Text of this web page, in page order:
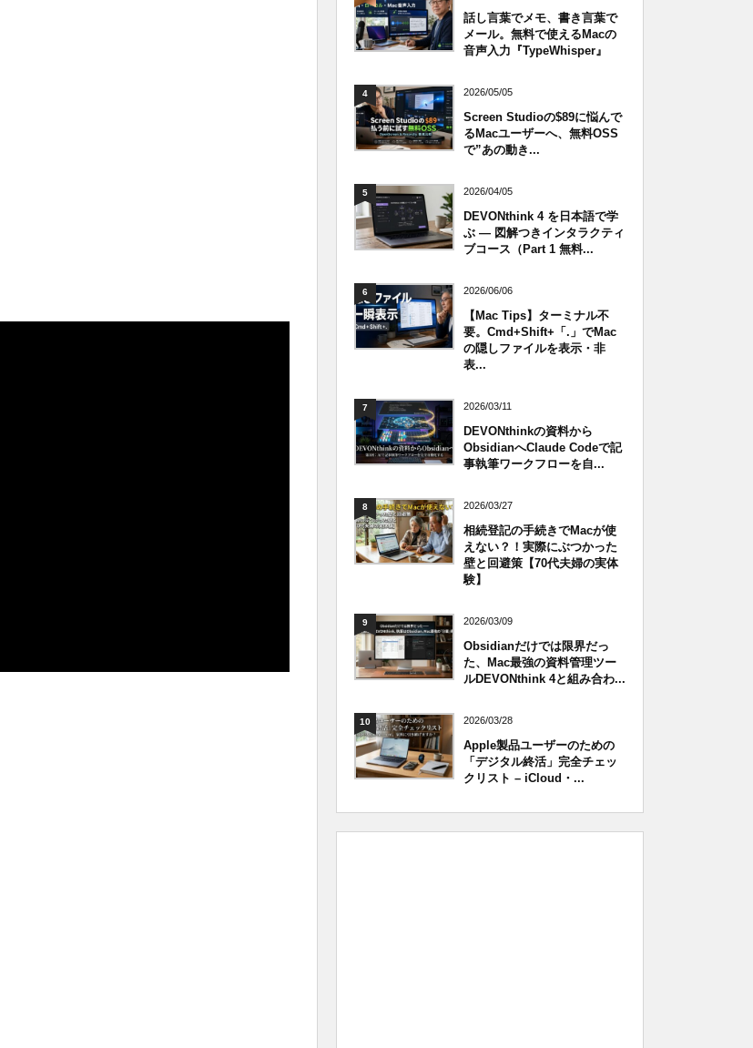
話し言葉でメモ、書き言葉で
メール。無料で使えるMacの
音声入力『TypeWhisper』
4 2026/05/05
Screen Studioの$89に悩んで
るMacユーザーへ、無料OSS
で”あの動き...
5 2026/04/05
DEVONthink 4 を日本語で学
ぶ — 図解つきインタラクティ
ブコース（Part 1 無料...
6 2026/06/06
【Mac Tips】ターミナル不
要。Cmd+Shift+「.」でMac
の隠しファイルを表示・非
表...
7 2026/03/11
DEVONthinkの資料から
ObsidianへClaude Codeで記
事執筆ワークフローを自...
8 2026/03/27
相続登記の手続きでMacが使
えない？！実際にぶつかった
壁と回避策【70代夫婦の実体
験】
9 2026/03/09
Obsidianだけでは限界だっ
た、Mac最強の資料管理ツー
ルDEVONthink 4と組み合わ...
10 2026/03/28
Apple製品ユーザーのための
「デジタル終活」完全チェッ
クリスト – iCloud・...